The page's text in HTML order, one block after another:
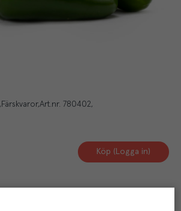
Färskvaror Art.nr. 780402
Köp (Logga in)